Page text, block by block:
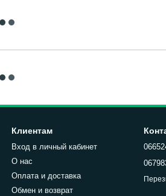
Клиентам
Вход в личный кабинет
О нас
Оплата и доставка
Обмен и возврат